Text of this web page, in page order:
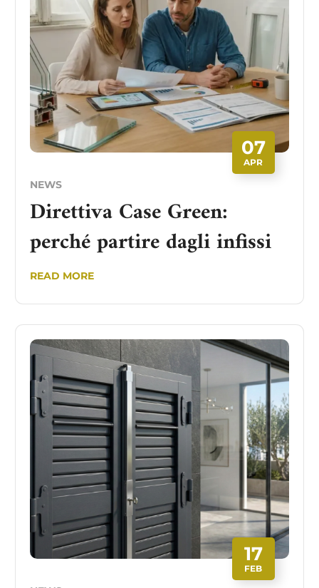
07
APR
NEWS
Direttiva Case Green:
perché partire dagli infissi
READ MORE
17
FEB